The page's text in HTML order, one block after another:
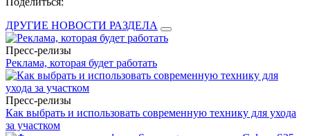
ДРУГИЕ НОВОСТИ РАЗДЕЛА
Пресс-релизы
Реклама, которая будет работать
Пресс-релизы
Как выбрать и использовать современную технику для ухода
за участком